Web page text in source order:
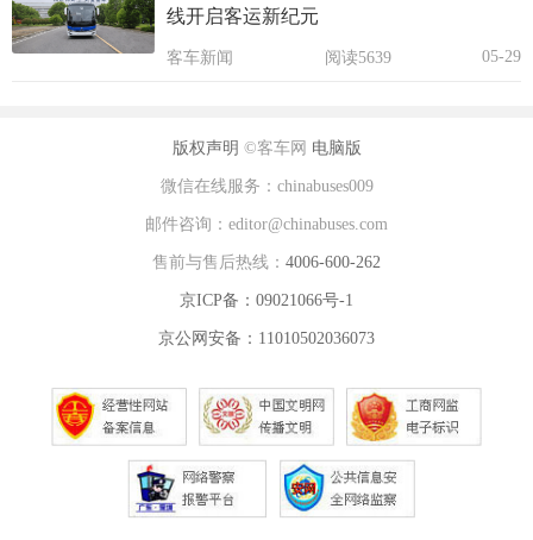
线开启客运新纪元
客车新闻 阅读5639 05-29
版权声明 ©客车网 电脑版
微信在线服务：chinabuses009
邮件咨询：editor@chinabuses.com
售前与售后热线： 4006-600-262
京ICP备：09021066号-1
京公网安备：11010502036073